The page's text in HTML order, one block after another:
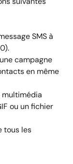
SMS à
campagne
en même
multimédia
ou un fichier
tous les